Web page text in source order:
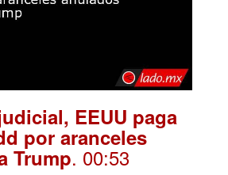
EEUU paga
por aranceles
Trump. 00:53